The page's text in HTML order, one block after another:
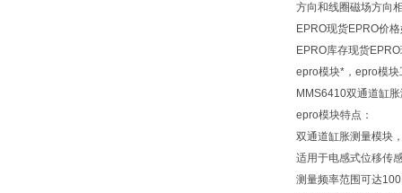
方向和线圈磁场方向
EPRO现货EPRO价
EPRO库存现货
epro模块*，epro模
MMS6410双通道缸
epro模块特点：
双通道缸胀测量模块
适用于电感式位移传
测量频率范围可达